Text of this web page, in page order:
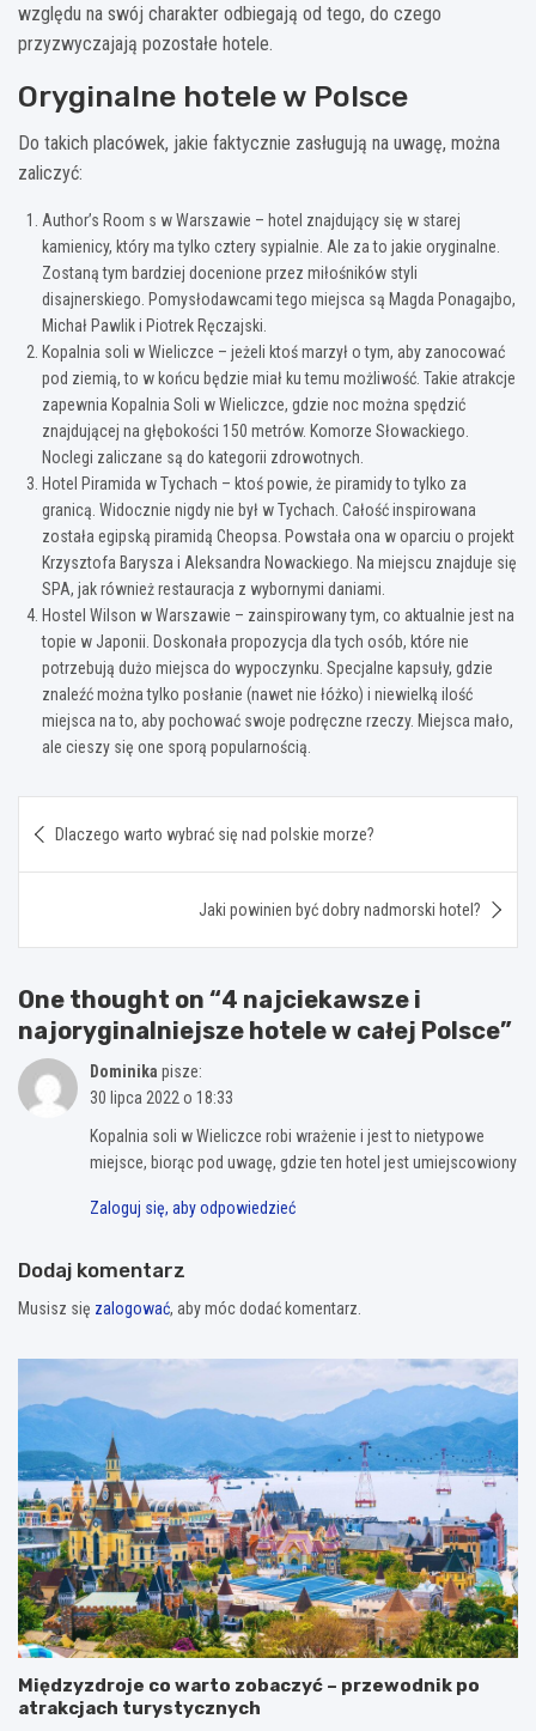
względu na swój charakter odbiegają od tego, do czego
przyzwyczajają pozostałe hotele.
Oryginalne hotele w Polsce
Do takich placówek, jakie faktycznie zasługują na uwagę, można
zaliczyć:
Author’s Room s w Warszawie – hotel znajdujący się w starej
kamienicy, który ma tylko cztery sypialnie. Ale za to jakie oryginalne.
Zostaną tym bardziej docenione przez miłośników styli
disajnerskiego. Pomysłodawcami tego miejsca są Magda Ponagajbo,
Michał Pawlik i Piotrek Ręczajski.
Kopalnia soli w Wieliczce – jeżeli ktoś marzył o tym, aby zanocować
pod ziemią, to w końcu będzie miał ku temu możliwość. Takie atrakcje
zapewnia Kopalnia Soli w Wieliczce, gdzie noc można spędzić
znajdującej na głębokości 150 metrów. Komorze Słowackiego.
Noclegi zaliczane są do kategorii zdrowotnych.
Hotel Piramida w Tychach – ktoś powie, że piramidy to tylko za
granicą. Widocznie nigdy nie był w Tychach. Całość inspirowana
została egipską piramidą Cheopsa. Powstała ona w oparciu o projekt
Krzysztofa Barysza i Aleksandra Nowackiego. Na miejscu znajduje się
SPA, jak również restauracja z wybornymi daniami.
Hostel Wilson w Warszawie – zainspirowany tym, co aktualnie jest na
topie w Japonii. Doskonała propozycja dla tych osób, które nie
potrzebują dużo miejsca do wypoczynku. Specjalne kapsuły, gdzie
znaleźć można tylko posłanie (nawet nie łóżko) i niewielką ilość
miejsca na to, aby pochować swoje podręczne rzeczy. Miejsca mało,
ale cieszy się one sporą popularnością.
wpisu
Dlaczego warto wybrać się nad polskie morze?
Jaki powinien być dobry nadmorski hotel?
One thought on “4 najciekawsze i
najoryginalniejsze hotele w całej Polsce”
Dominika pisze:
30 lipca 2022 o 18:33
Kopalnia soli w Wieliczce robi wrażenie i jest to nietypowe
miejsce, biorąc pod uwagę, gdzie ten hotel jest umiejscowiony
Zaloguj się, aby odpowiedzieć
Dodaj komentarz
Musisz się zalogować, aby móc dodać komentarz.
Międzyzdroje co warto zobaczyć – przewodnik po
atrakcjach turystycznych